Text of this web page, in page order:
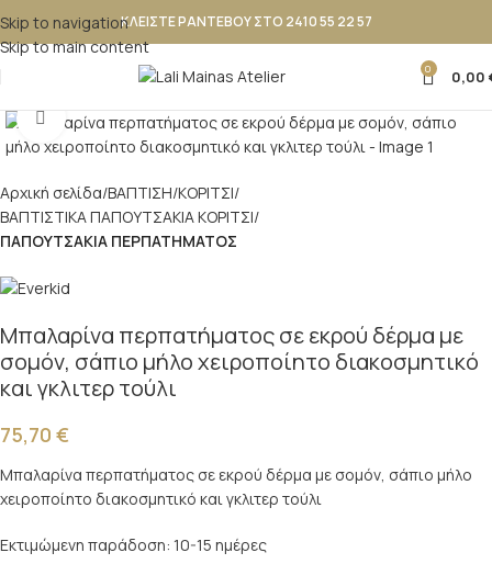
Skip to navigation
Skip to main content
ΚΛΕΙΣΤΕ ΡΑΝΤΕΒΟΥ ΣΤΟ 2410 55 22 57
0 0,00
Κλικ για μεγέθυνση
Αρχική σελίδα ΒΑΠΤΙΣΗ ΚΟΡΙΤΣΙ
ΒΑΠΤΙΣΤΙΚΑ ΠΑΠΟΥΤΣΑΚΙΑ ΚΟΡΙΤΣΙ
ΠΑΠΟΥΤΣΑΚΙΑ ΠΕΡΠΑΤΗΜΑΤΟΣ
Μπαλαρίνα περπατήματος σε εκρού δέρμα με
σομόν, σάπιο μήλο χειροποίητο διακοσμητικό
και γκλιτερ τούλι
75,70 €
Μπαλαρίνα περπατήματος σε εκρού δέρμα με σομόν, σάπιο μήλο
χειροποίητο διακοσμητικό και γκλιτερ τούλι
Εκτιμώμενη παράδοση: 10-15 ημέρες